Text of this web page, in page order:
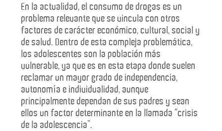
En la actualidad, el consumo de drogas es un
problema relevante que se vincula con otros
factores de carácter económico, cultural, social y
de salud. Dentro de esta compleja problemática,
los adolescentes son la población más
vulnerable, ya que es en esta etapa donde suelen
reclamar un mayor grado de independencia,
autonomía e individualidad, aunque
principalmente dependan de sus padres y sean
ellos un factor determinante en la llamada “crisis
de la adolescencia”.